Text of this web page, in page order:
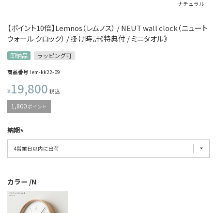
【ポイント10倍】Lemnos（レムノス） / NEUT wall clock（ニュート
ウォール クロック） / 掛け時計《特典付 / ミニタオル》
ナチュラル
即納品 ラッピング可
商品番号 lem-kk22-09
¥19,800 税込
1,800ポイント
納期
カラー N